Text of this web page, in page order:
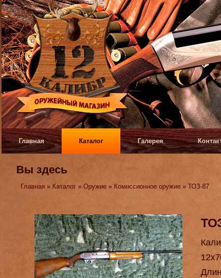
Главная Каталог Галерея
Вы здесь
Главная » Каталог »Оружие » Комиссионное оружие » ТОЗ-87